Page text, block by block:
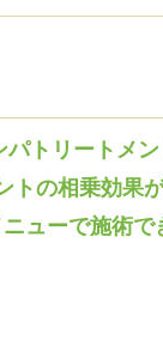
トリートメ
の相乗効果
ューで施術